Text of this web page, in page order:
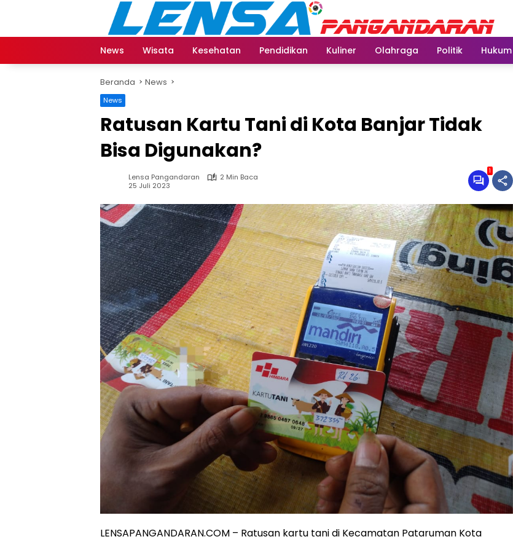
News
Wisata Kesehatan Pendidikan Kuliner Olahraga Politik Hukum
Beranda News
News
Ratusan Kartu Tani di Kota Banjar Tidak
Bisa Digunakan?
Lensa Pangandaran
2 Min Baca
25 Juli 2023
1
LENSAPANGANDARAN.COM – Ratusan kartu tani di Kecamatan Pataruman Kota